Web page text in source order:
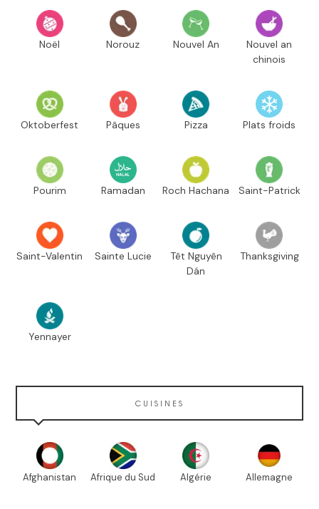
Noël Norouz Nouvel An
Nouvel an
chinois
Oktoberfest Pâques Pizza Plats froids
Pourim Ramadan Roch Hachana Saint-Patrick
Saint-Valentin Sainte Lucie
Têt Nguyên
Dán
Thanksgiving
Yennayer
CUISINES
Afghanistan Afrique du Sud Algérie Allemagne